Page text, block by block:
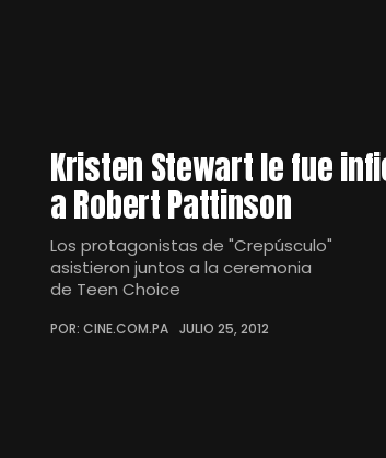
Kristen Stewart le fue
a Robert Pattinson
Los protagonistas de "Crepúsculo"
asistieron juntos a la ceremonia
de Teen Choice
POR: CINE.COM.PA JULIO 25, 2012